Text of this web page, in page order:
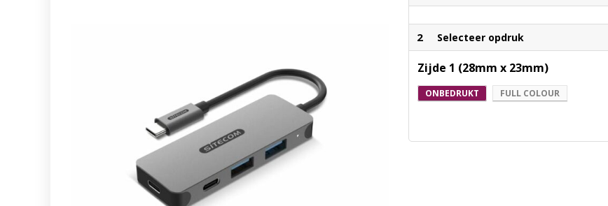
2 Selecteer opdruk
Zijde 1 (28mm x 23mm)
ONBEDRUKT FULL COLOUR